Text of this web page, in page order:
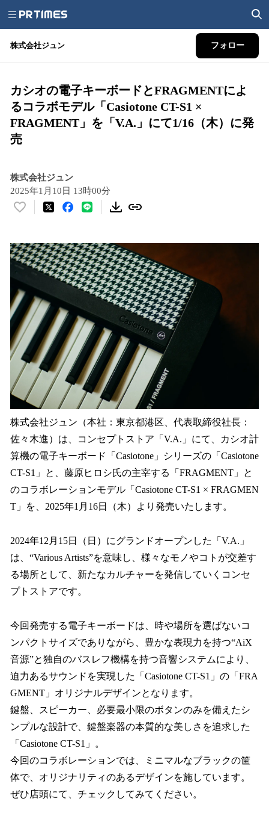
株式会社ジュン フォロー
カシオの電子キーボードとFRAGMENTによ
るコラボモデル「Casiotone CT-S1 ×
FRAGMENT」を「V.A.」にて1/16（木）に発
売
株式会社ジュン
2025年1月10日 13時00分
い
！
数
読
み
込
み
中
で
す
株式会社ジュン（本社：東京都港区、代表取締役社長：
佐々木進）は、コンセプトストア「V.A.」にて、カシオ計
算機の電子キーボード「Casiotone」シリーズの「Casiotone
CT-S1」と、藤原ヒロシ氏の主宰する「FRAGMENT」と
のコラボレーションモデル「Casiotone CT-S1 × FRAGMEN
T」を、2025年1月16日（木）より発売いたします。
2024年12月15日（日）にグランドオープンした「V.A.」
は、“Various Artists”を意味し、様々なモノやコトが交差す
る場所として、新たなカルチャーを発信していくコンセ
プトストアです。
今回発売する電子キーボードは、時や場所を選ばないコ
ンパクトサイズでありながら、豊かな表現力を持つ“AiX
音源”と独自のバスレフ機構を持つ音響システムにより、
迫力あるサウンドを実現した「Casiotone CT-S1」の「FRA
GMENT」オリジナルデザインとなります。
鍵盤、スピーカー、必要最小限のボタンのみを備えたシ
ンプルな設計で、鍵盤楽器の本質的な美しさを追求した
「Casiotone CT-S1」。
今回のコラボレーションでは、ミニマルなブラックの筐
体で、オリジナリティのあるデザインを施しています。
ぜひ店頭にて、チェックしてみてください。